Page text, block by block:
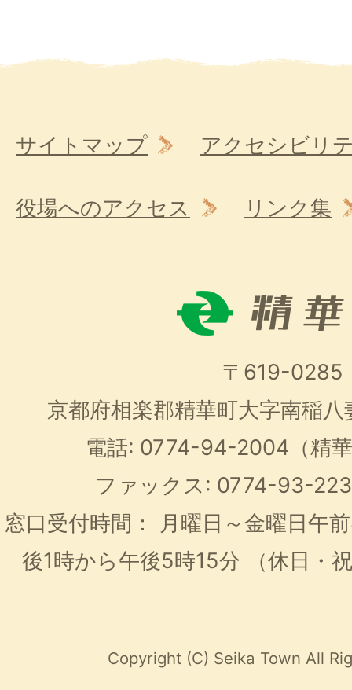
サイトマップ アクセシビリ
役場へのアクセス リンク集
〒619-0285
京都府相楽郡精華町大字南稲
電話: 0774-94-2004（精
ファックス: 0774-93-
窓口受付時間：
月曜日～金曜日午
後1時から午後5時15分
（休日・
Copyright (C) Seika Town All